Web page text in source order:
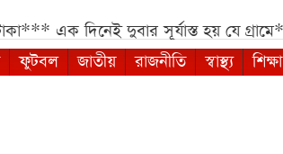
এক দিনেই দুবার সূর্যাস্ত হয় যে গ্রামে***
ফুটবল জাতীয় রাজনীতি স্বাস্থ্য শিক্ষা